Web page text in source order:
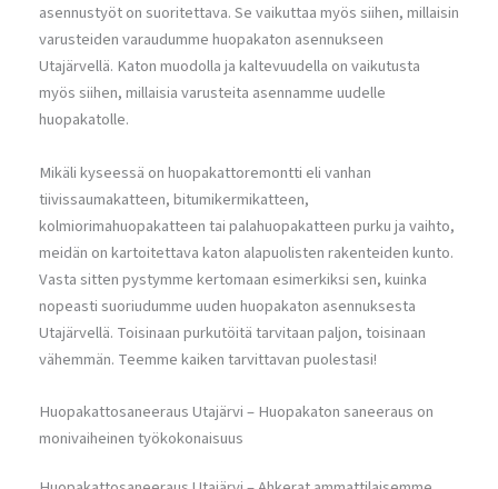
asennustyöt on suoritettava. Se vaikuttaa myös siihen, millaisin
varusteiden varaudumme huopakaton asennukseen
Utajärvellä. Katon muodolla ja kaltevuudella on vaikutusta
myös siihen, millaisia varusteita asennamme uudelle
huopakatolle.
Mikäli kyseessä on huopakattoremontti eli vanhan
tiivissaumakatteen, bitumikermikatteen,
kolmiorimahuopakatteen tai palahuopakatteen purku ja vaihto,
meidän on kartoitettava katon alapuolisten rakenteiden kunto.
Vasta sitten pystymme kertomaan esimerkiksi sen, kuinka
nopeasti suoriudumme uuden huopakaton asennuksesta
Utajärvellä. Toisinaan purkutöitä tarvitaan paljon, toisinaan
vähemmän. Teemme kaiken tarvittavan puolestasi!
Huopakattosaneeraus Utajärvi – Huopakaton saneeraus on
monivaiheinen työkokonaisuus